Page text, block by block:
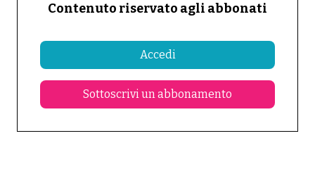
Contenuto riservato agli abbonati
Accedi
Sottoscrivi un abbonamento